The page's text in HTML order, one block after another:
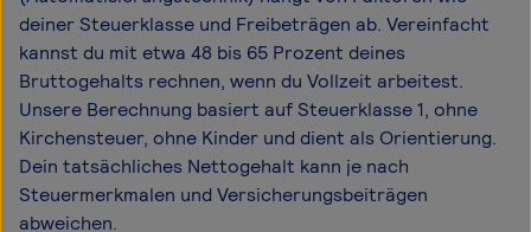
deiner Steuerklasse und Freibeträgen ab. Vereinfacht
kannst du mit etwa 48 bis 65 Prozent deines
Bruttogehalts rechnen, wenn du Vollzeit arbeitest.
Unsere Berechnung basiert auf Steuerklasse 1, ohne
Kirchensteuer, ohne Kinder und dient als Orientierung.
Dein tatsächliches Nettogehalt kann je nach
Steuermerkmalen und Versicherungsbeiträgen
abweichen.